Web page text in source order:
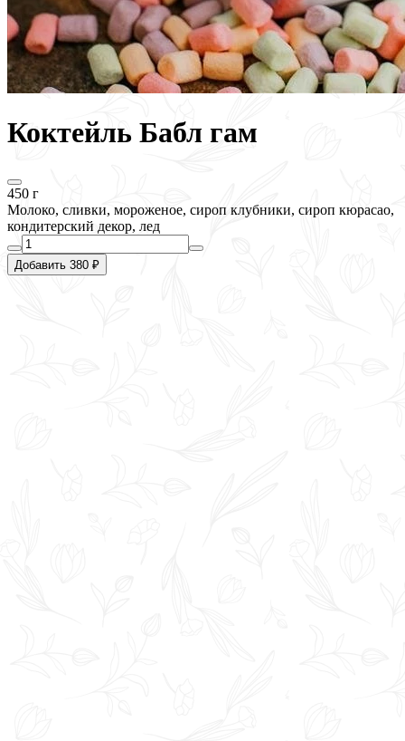
Коктейль Бабл гам
450 г
Молоко, сливки, мороженое, сироп клубники, сироп кюрасао,
кондитерский декор, лед
Добавить 380 ₽